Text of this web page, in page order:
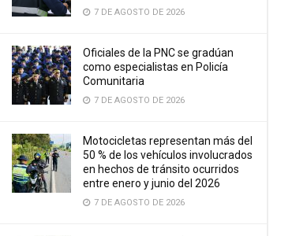
7 DE AGOSTO DE 2026
Oficiales de la PNC se gradúan
como especialistas en Policía
Comunitaria
7 DE AGOSTO DE 2026
Motocicletas representan más del
50 % de los vehículos involucrados
en hechos de tránsito ocurridos
entre enero y junio del 2026
7 DE AGOSTO DE 2026